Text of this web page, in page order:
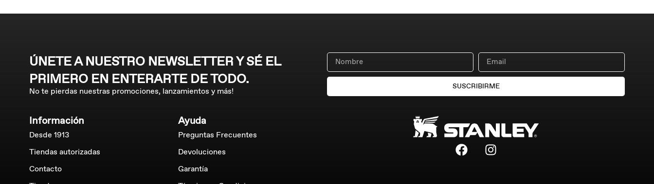
ÚNETE A NUESTRO NEWSLETTER Y SÉ EL
PRIMERO EN ENTERARTE DE TODO.
No te pierdas nuestras promociones, lanzamientos y más!
SUSCRIBIRME
Información
Desde 1913
Tiendas autorizadas
Contacto
Ayuda
Preguntas Frecuentes
Devoluciones
Garantía